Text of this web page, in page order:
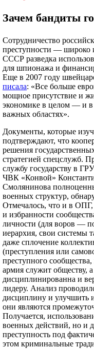
Зачем бандиты
Сотрудничество
преступности — широко
СССР разведка
для шпионажа и
Еще в 2007 году
писала: «Все больше
мощное присутствие и
экономике в целом — и в
важных областях».
Документы, которые
подтверждают, что
решения
стратегией спецслужб.
службу государству в
ЧВК «Конвой»
Смолянинова
военных структур,
Отмечалось, что и в
и избранности
личности (для воров —
иерархия, свои системы
даже сплочение
(преступления или
преступного
армия служит обществу,
дисциплинированна и
лидеру. Анализ
дисциплину и
они являются
Получается,
военных действий, но и
преступность под
этом криминальные